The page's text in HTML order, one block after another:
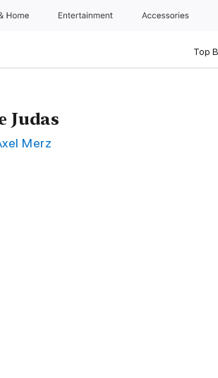
Home Entertainment Accessories
Top
Judas
Merz